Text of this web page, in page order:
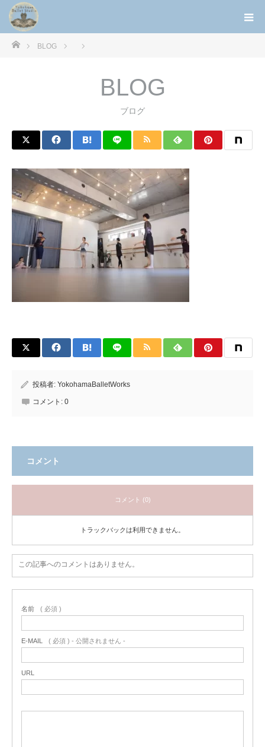
ホームBLOG
BLOG
ブログ
投稿者: YokohamaBalletWorks
コメント: 0
コメント
コメント (0)
トラックバックは利用できません。
この記事へのコメントはありません。
名前 ( 必須 )
E-MAIL ( 必須 ) - 公開されません -
URL